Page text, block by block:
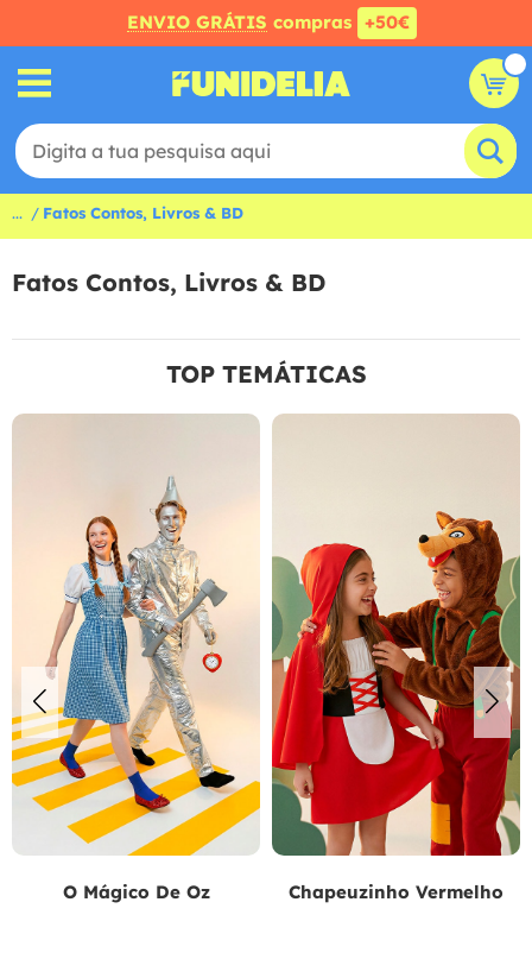
ENVIO GRÁTIS compras +50€
... Fatos Contos, Livros & BD
Fatos Contos, Livros & BD
TOP TEMÁTICAS
O Mágico De Oz Chapeuzinho Vermelho